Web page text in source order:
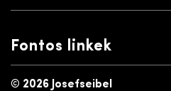
Fontos linkek
© 2026 Josefseibel